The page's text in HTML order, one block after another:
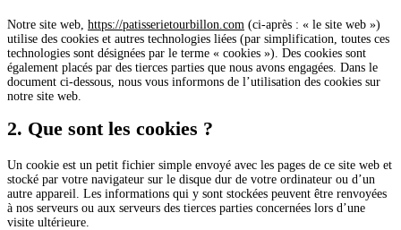
Notre site web, https://patisserietourbillon.com (ci-après : « le site web »)
utilise des cookies et autres technologies liées (par simplification, toutes ces
technologies sont désignées par le terme « cookies »). Des cookies sont
également placés par des tierces parties que nous avons engagées. Dans le
document ci-dessous, nous vous informons de l’utilisation des cookies sur
notre site web.
2. Que sont les cookies ?
Un cookie est un petit fichier simple envoyé avec les pages de ce site web et
stocké par votre navigateur sur le disque dur de votre ordinateur ou d’un
autre appareil. Les informations qui y sont stockées peuvent être renvoyées
à nos serveurs ou aux serveurs des tierces parties concernées lors d’une
visite ultérieure.